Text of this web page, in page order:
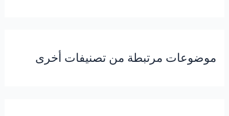
موضوعات مرتبطة من تصنيفات أخرى